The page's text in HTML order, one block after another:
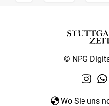
© NPG
Wo Sie uns